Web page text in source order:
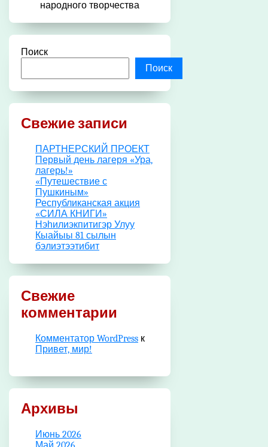
народного творчества
Поиск
Поиск
Свежие записи
ПАРТНЕРСКИЙ ПРОЕКТ
Первый день лагеря «Ура,
лагерь!»
«Путешествие с
Пушкиным»
Республиканская акция
«СИЛА КНИГИ»
Нэһилиэкпитигэр Улуу
Кыайыы 81 сылын
бэлиэтээтибит
Свежие
комментарии
Комментатор WordPress к
Привет, мир!
Архивы
Июнь 2026